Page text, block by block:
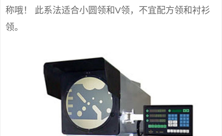
称哦！ 此系法适合小圆领和V领，不宜配方领和衬衫
领。